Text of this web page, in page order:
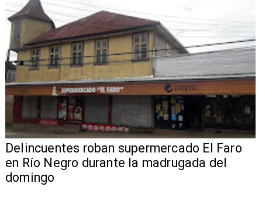
Delincuentes roban supermercado El Faro
en Río Negro durante la madrugada del
domingo